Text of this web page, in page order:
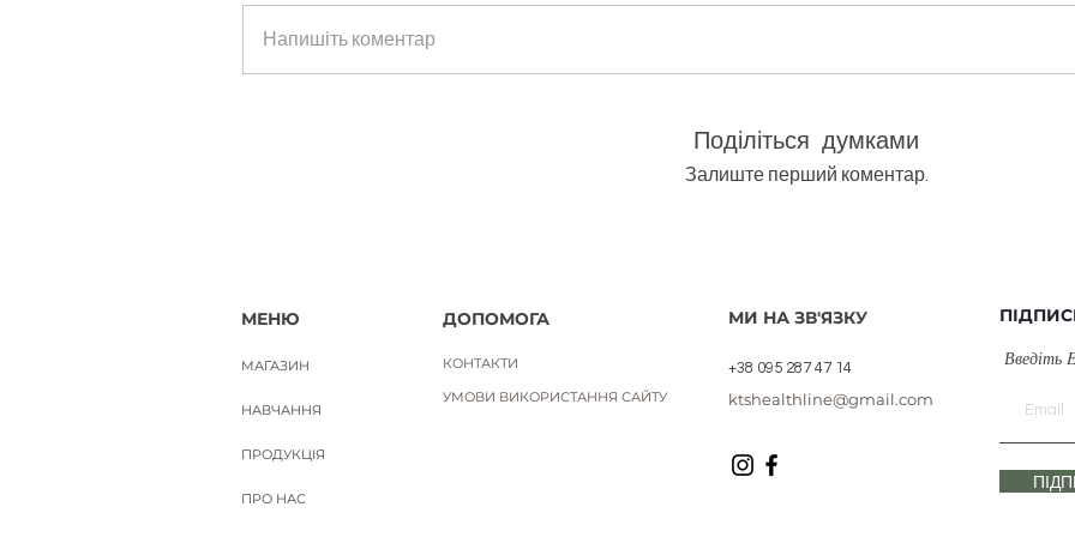
Напишіть коментар
Поділіться думками
Залиште перший коментар.
МЕНЮ
МАГАЗИН
НАВЧАННЯ
ПРОДУКЦІЯ
ПРО НАС
ДОПОМОГА
КОНТАКТИ
УМОВИ ВИКОРИСТАННЯ САЙТУ
МИ НА ЗВ'ЯЗКУ
+38 095 287 47 14
ktshealthline@gmail.com
Введіть